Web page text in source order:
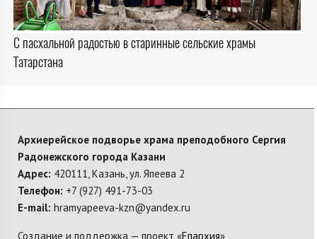
С пасхальной радостью в старинные сельские храмы
Татарстана
Архиерейское подворье храма преподобного Сергия
Радонежского города Казани
Адрес: 420111, Казань, ул. Япеева 2
Телефон: +7 (927) 491-73-03
E-mail: hramyapeeva-kzn@yandex.ru
Создание и поддержка — проект «Епархия»